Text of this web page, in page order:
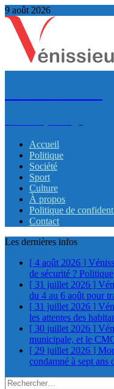
9 août 2026
Accueil
Politique
Société
Sport
Culture
À propos
Politique de
Contact
Les dernières infos
[ 4 août 2026 ]
de sécurité ? Politique
[ 31 juillet 2026 ]
du 4 au 6 août pour
[ 31 juillet 2026 ]
les attentes des
[ 30 juillet 2026 ]
municipale, et le
[ 29 juillet 2026 ]
condamné à sept ans
Rechercher :